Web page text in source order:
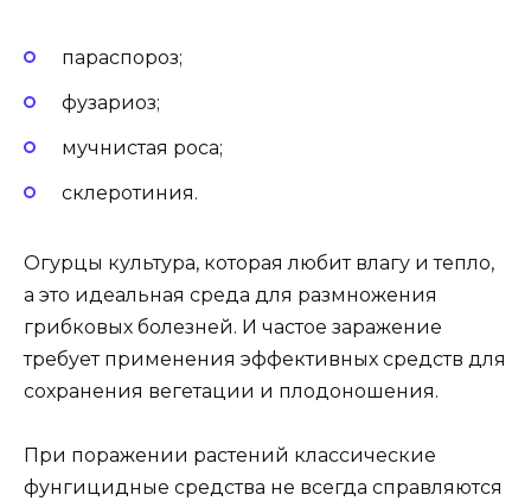
параспороз;
фузариоз;
мучнистая роса;
склеротиния.
Огурцы культура, которая любит влагу и тепло,
а это идеальная среда для размножения
грибковых болезней. И частое заражение
требует применения эффективных средств для
сохранения вегетации и плодоношения.
При поражении растений классические
фунгицидные средства не всегда справляются